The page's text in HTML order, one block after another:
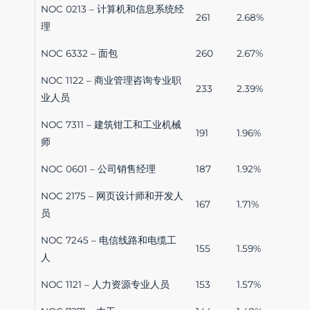
NOC 0213 – 计算机和信息系统经
理
261 2.68%
NOC 6332 – 面包 260 2.67%
NOC 1122 – 商业管理咨询专业职
业人员
233 2.39%
NOC 7311 – 建筑钳工和工业机械
师
191 1.96%
NOC 0601 – 公司销售经理 187 1.92%
NOC 2175 – 网页设计师和开发人
员
167 1.71%
NOC 7245 – 电信线路和电缆工
人
155 1.59%
NOC 1121 – 人力资源专业人员 153 1.57%